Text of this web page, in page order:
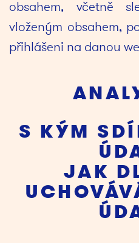
obsahem, včetně
vloženým obsahem,
přihlášeni na danou
S KÝM
JAK